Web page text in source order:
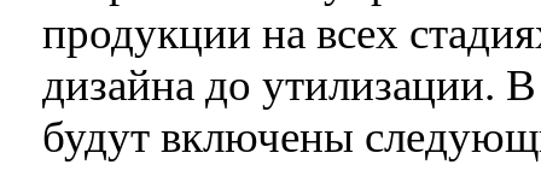
продукции на всех
дизайна до утилизации.
будут включены